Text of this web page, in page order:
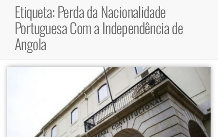
Etiqueta:Perda da Nacionalidade
Portuguesa Com a Independência de
Angola